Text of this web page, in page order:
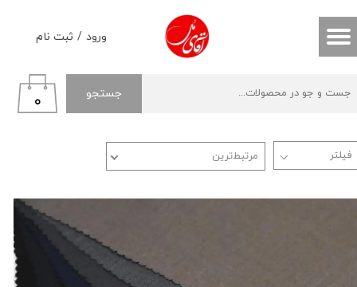
ورود / ثبت نام
حساب کاربری من
خروج از حساب کاربری
جستجو ۰
مرتبط‌ترین